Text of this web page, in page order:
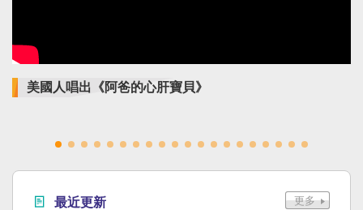
美國人唱出《阿爸的心肝寶貝》
最近更新